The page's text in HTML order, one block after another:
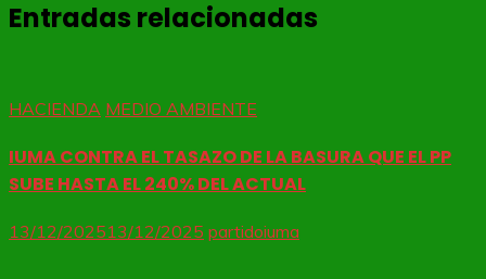
Entradas relacionadas
HACIENDA MEDIO AMBIENTE
IUMA CONTRA EL TASAZO DE LA BASURA QUE EL PP
SUBE HASTA EL 240% DEL ACTUAL
13/12/202513/12/2025 partidoiuma